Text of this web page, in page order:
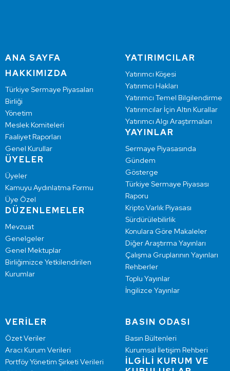
ANA SAYFA
HAKKIMIZDA
Türkiye Sermaye Piyasaları
Birliği
Yönetim
Meslek Komiteleri
Faaliyet Raporları
Genel Kurullar
ÜYELER
Üyeler
Kamuyu Aydınlatma Formu
Üye Özel
DÜZENLEMELER
Mevzuat
Genelgeler
Genel Mektuplar
Birliğimizce Yetkilendirilen
Kurumlar
YATIRIMCILAR
Yatırımcı Köşesi
Yatırımcı Hakları
Yatırımcı Temel Bilgilendirme
Yatırımcılar İçin Altın Kurallar
Yatırımcı Algı Araştırmaları
YAYINLAR
Sermaye Piyasasında
Gündem
Gösterge
Türkiye Sermaye Piyasası
Raporu
Kripto Varlık Piyasası
Sürdürülebilirlik
Konulara Göre Makaleler
Diğer Araştırma Yayınları
Çalışma Gruplarının Yayınları
Rehberler
Toplu Yayınlar
İngilizce Yayınlar
VERİLER
Özet Veriler
Aracı Kurum Verileri
Portföy Yönetim Şirketi Verileri
BASIN ODASI
Basın Bültenleri
Kurumsal İletişim Rehberi
İLGİLİ KURUM VE